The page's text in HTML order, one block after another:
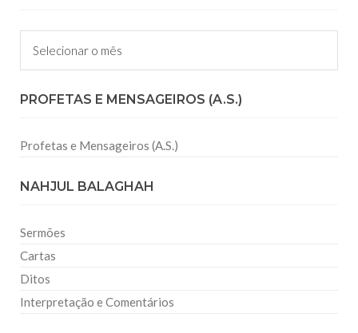
Arquivos
PROFETAS E MENSAGEIROS (A.S.)
Profetas e Mensageiros (A.S.)
NAHJUL BALAGHAH
Sermões
Cartas
Ditos
Interpretação e Comentários